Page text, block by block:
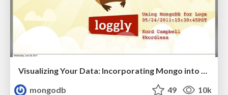
mongodb
49 10k